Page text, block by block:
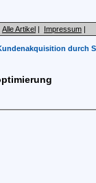
Alle Artikel | Impressum |
durch